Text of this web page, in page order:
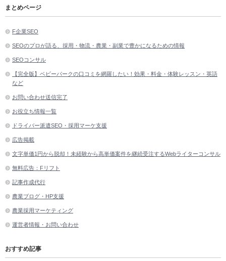
まとめページ
F企業SEO
SEOのプロが語る、採用・物流・農業・副業で豊かになるための情報
SEOコンサル
【完全版】ベビーパークの口コミを網羅したい！効果・料金・体験レッスン・英語
など
お問い合わせ送信完了
お役立ち情報一覧
ドライバー派遣SEO・採用マーケ支援
広告掲載
文字単価1円から脱却！未経験から高単価案件を継続受注するWebライターコンサル
無料広告：Fリフト
記事作成代行
農業ブログ・HP支援
農業採用マーケティング
運営者情報・お問い合わせ
おすすめ記事